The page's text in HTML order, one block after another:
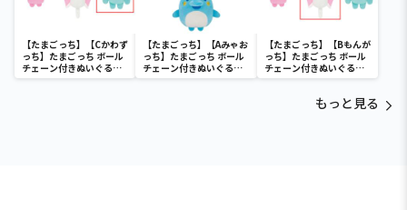
【たまごっち】【Cかわず
っち】たまごっち ボール
チェーン付きぬいぐるみ
～Tamagotchi
【たまごっち】【Aみゃお
っち】たまごっち ボール
チェーン付きぬいぐるみ
～Tamagotchi
【たまごっち】【Bもんが
っち】たまごっち ボール
チェーン付きぬいぐるみ
～Tamagotchi
もっと見る